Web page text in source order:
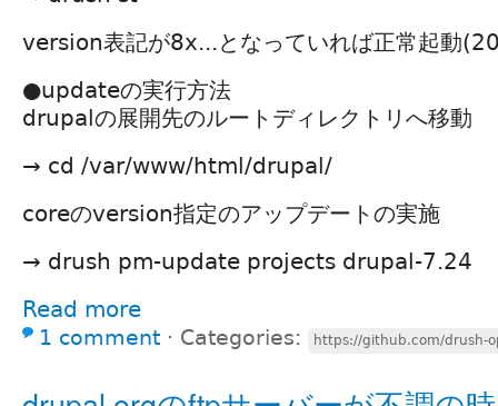
version表記が8x...となっていれば正常起動
●updateの実行方法
drupalの展開先のルートディレクトリへ移動
→ cd /var/www/html/drupal/
coreのversion指定のアップデートの実施
→ drush pm-update projects drupal-7.24
Read more
1 comment ⋅ Categories: https://github.com/drush-